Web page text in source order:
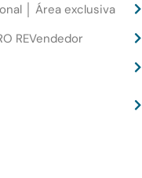
│ Área exclusiva
REVendedor